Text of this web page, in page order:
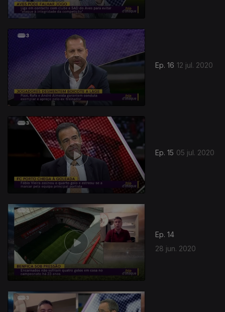
Ep. 16 12 jul. 2020
Ep. 15 05 jul. 2020
Ep. 14
28 jun. 2020
478191